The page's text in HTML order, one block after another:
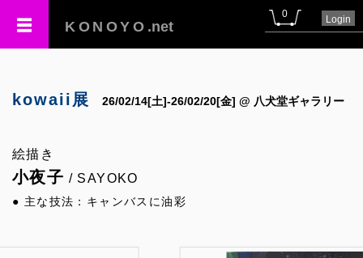
KONOYO .net
0 Login
kowaii展 26/02/14[土]-26/02/20[金] @ 八犬堂ギャラリー
絵描き
小夜子 / SAYOKO
● 主な技法：キャンバスに油彩